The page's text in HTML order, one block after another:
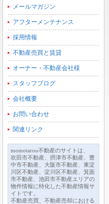
メールマガジン
アフターメンテナンス
採用情報
不動産売買と賃貸
オーナー・不動産会社様
スタッフブログ
会社概要
お問い合わせ
関連リンク
momotarou不動産のサイトは、
吹田市不動産、摂津市不動産、豊
中市不動産、大阪市不動産、東淀
川区不動産、淀川区不動産、箕面
市不動産、池田市不動産エリアの
物件情報に特化した不動産情報サ
イトです。
不動産売買、不動産売却における